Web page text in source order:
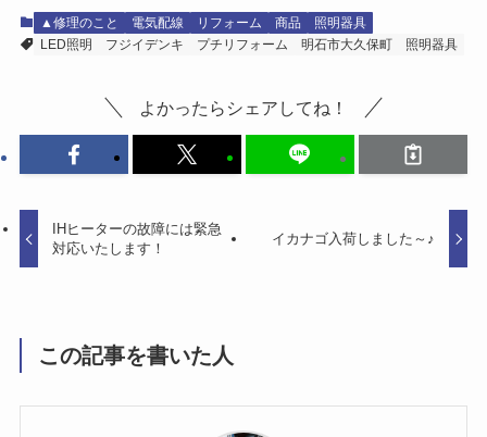
▲修理のこと 電気配線 リフォーム 商品
照明器具
LED照明
フジイデンキ プチリフォーム 明石市大久保町 照明器具
よかったらシェアしてね！
IHヒーターの故障には緊急
対応いたします！
イカナゴ入荷しました～♪
この記事を書いた人